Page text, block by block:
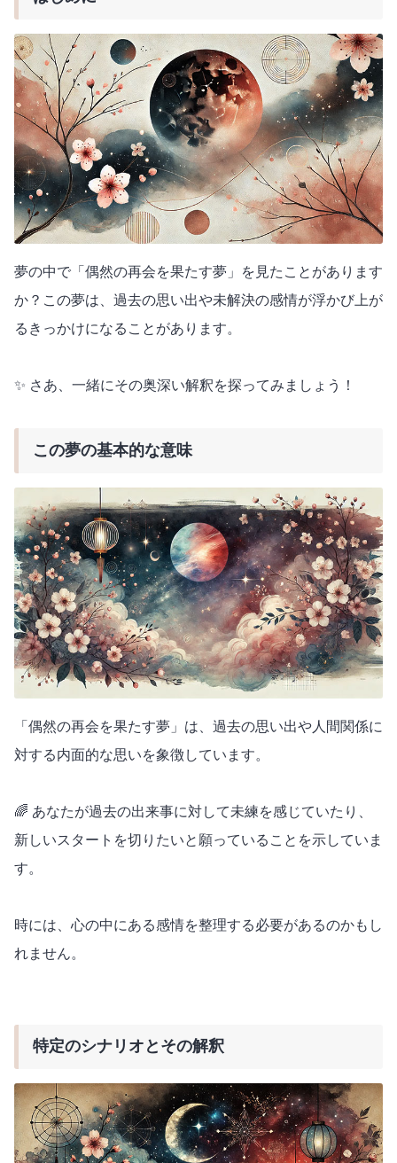
夢の中で「偶然の再会を果たす夢」を見たことがあります
か？この夢は、過去の思い出や未解決の感情が浮かび上が
るきっかけになることがあります。
✨ さあ、一緒にその奥深い解釈を探ってみましょう！
この夢の基本的な意味
「偶然の再会を果たす夢」は、過去の思い出や人間関係に
対する内面的な思いを象徴しています。
🌈 あなたが過去の出来事に対して未練を感じていたり、
新しいスタートを切りたいと願っていることを示していま
す。
時には、心の中にある感情を整理する必要があるのかもし
れません。
特定のシナリオとその解釈